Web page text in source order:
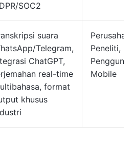
SOC2
suara
Telegram,
ChatGPT,
real-time
format
khusus
Peneliti,
Pengguna
Mobile